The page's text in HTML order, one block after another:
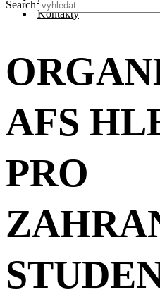
Kontakty
Search
AFS
PRO